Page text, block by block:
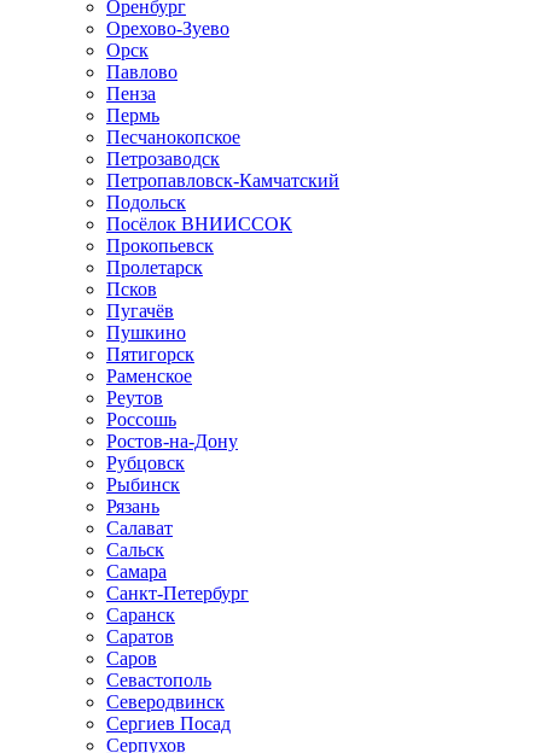
Оренбург
Орехово-Зуево
Орск
Павлово
Пенза
Пермь
Песчанокопское
Петрозаводск
Петропавловск-Камчатский
Подольск
Посёлок ВНИИССОК
Прокопьевск
Пролетарск
Псков
Пугачёв
Пушкино
Пятигорск
Раменское
Реутов
Россошь
Ростов-на-Дону
Рубцовск
Рыбинск
Рязань
Салават
Сальск
Самара
Санкт-Петербург
Саранск
Саратов
Саров
Севастополь
Северодвинск
Сергиев Посад
Серпухов